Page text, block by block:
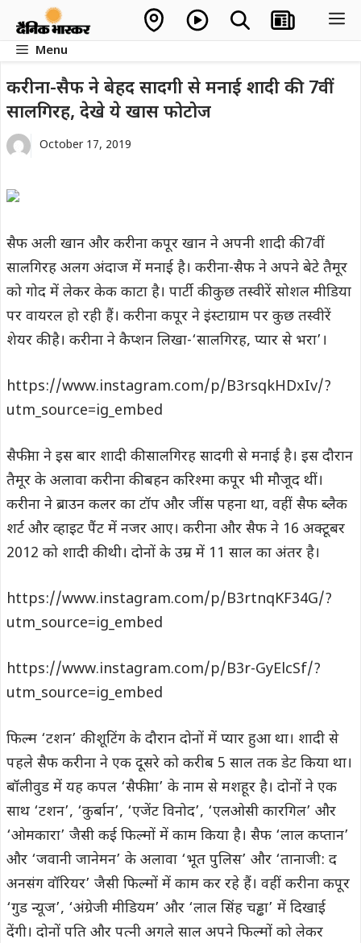
contentMenu
करीना-सैफ ने बेहद सादगी से मनाई शादी की 7वीं
सालगिरह, देखे ये खास फोटोज
October 17, 2019
सैफ अली खान और करीना कपूर खान ने अपनी शादी की 7वीं
सालगिरह अलग अंदाज में मनाई है। करीना-सैफ ने अपने बेटे तैमूर
को गोद में लेकर केक काटा है। पार्टी की कुछ तस्वीरें सोशल मीडिया
पर वायरल हो रही हैं। करीना कपूर ने इंस्टाग्राम पर कुछ तस्वीरें
शेयर की है। करीना ने कैप्शन लिखा-‘सालगिरह, प्यार से भरा’।
https://www.instagram.com/p/B3rsqkHDxIv/?
utm_source=ig_embed
सैफीना ने इस बार शादी की सालगिरह सादगी से मनाई है। इस दौरान
तैमूर के अलावा करीना की बहन करिश्मा कपूर भी मौजूद थीं।
करीना ने ब्राउन कलर का टॉप और जींस पहना था, वहीं सैफ ब्लैक
शर्ट और व्हाइट पैंट में नजर आए। करीना और सैफ ने 16 अक्टूबर
2012 को शादी की थी। दोनों के उम्र में 11 साल का अंतर है।
https://www.instagram.com/p/B3rtnqKF34G/?
utm_source=ig_embed
https://www.instagram.com/p/B3r-GyElcSf/?
utm_source=ig_embed
फिल्म ‘टशन’ की शूटिंग के दौरान दोनों में प्यार हुआ था। शादी से
पहले सैफ करीना ने एक दूसरे को करीब 5 साल तक डेट किया था।
बॉलीवुड में यह कपल ‘सैफीना’ के नाम से मशहूर है। दोनों ने एक
साथ ‘टशन’, ‘कुर्बान’, ‘एजेंट विनोद’, ‘एलओसी कारगिल’ और
‘ओमकारा’ जैसी कई फिल्मों में काम किया है। सैफ ‘लाल कप्तान’
और ‘जवानी जानेमन’ के अलावा ‘भूत पुलिस’ और ‘तानाजी: द
अनसंग वॉरियर’ जैसी फिल्मों में काम कर रहे हैं। वहीं करीना कपूर
‘गुड न्यूज’, ‘अंग्रेजी मीडियम’ और ‘लाल सिंह चड्ढा’ में दिखाई
देंगी। दोनों पति और पत्नी अगले साल अपने फिल्मों को लेकर